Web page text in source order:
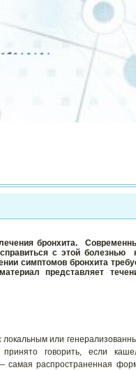
бронхита.
с этой болезнью
симптомов бронхита
представляет
или
говорить, если
самая распространенная